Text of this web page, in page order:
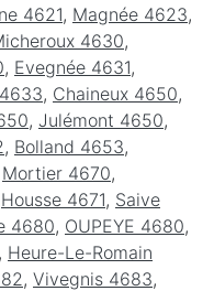
4621, Magnée 4623,
4630,
, Evegnée 4631,
, Chaineux 4650,
, Julémont 4650,
, Bolland 4653,
Mortier 4670,
Housse 4671, Saive
4680, OUPEYE 4680,
, Heure-Le-Romain
, Vivegnis 4683,